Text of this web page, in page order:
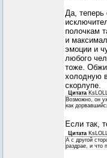
Да, теперь
полочкам
и
эмоции и
любого
тоже.
холодную
скорлупе.
Цитата
Возможно, он
как
Если так,
Цитата
А с другой
раздрае, и что